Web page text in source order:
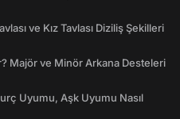
ve Kız Tavlası Diziliş Şekilleri
Majör ve Minör Arkana Desteleri
Uyumu, Aşk Uyumu Nasıl